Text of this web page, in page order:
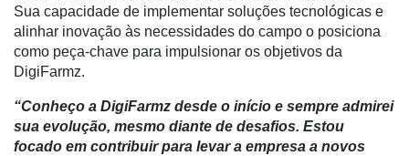
Artigos
Agenda
Agricultura
de
Precisão
Sua capacidade de implementar soluções tecnológicas e
alinhar inovação às necessidades do campo o posiciona
como peça-chave para impulsionar os objetivos da
DigiFarmz.
“Conheço a DigiFarmz desde o início e sempre admirei
sua evolução, mesmo diante de desafios. Estou
focado em contribuir para levar a empresa a novos